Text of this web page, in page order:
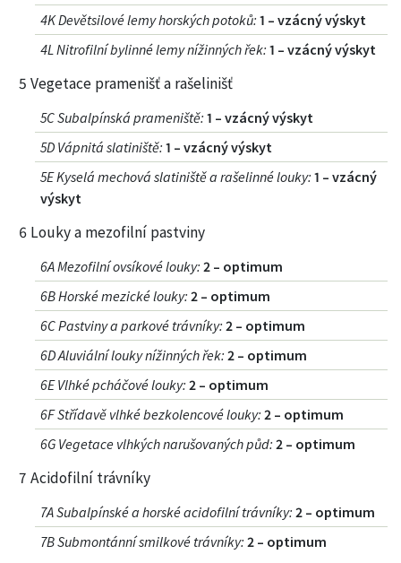
4K Devětsilové lemy horských potoků: 1 – vzácný výskyt
4L Nitrofilní bylinné lemy nížinných řek: 1 – vzácný výskyt
5 Vegetace pramenišť a rašelinišť
5C Subalpínská prameniště: 1 – vzácný výskyt
5D Vápnitá slatiniště: 1 – vzácný výskyt
5E Kyselá mechová slatiniště a rašelinné louky: 1 – vzácný
výskyt
6 Louky a mezofilní pastviny
6A Mezofilní ovsíkové louky: 2 – optimum
6B Horské mezické louky: 2 – optimum
6C Pastviny a parkové trávníky: 2 – optimum
6D Aluviální louky nížinných řek: 2 – optimum
6E Vlhké pcháčové louky: 2 – optimum
6F Střídavě vlhké bezkolencové louky: 2 – optimum
6G Vegetace vlhkých narušovaných půd: 2 – optimum
7 Acidofilní trávníky
7A Subalpínské a horské acidofilní trávníky: 2 – optimum
7B Submontánní smilkové trávníky: 2 – optimum